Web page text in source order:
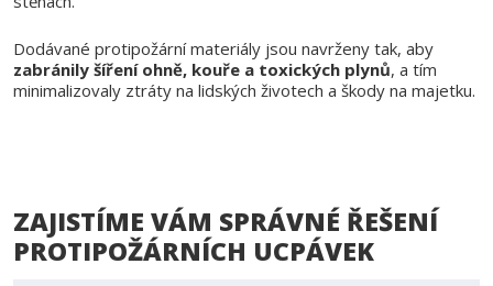
Dodávané protipožární materiály jsou navrženy tak, aby
zabránily šíření ohně, kouře a toxických plynů, a tím
minimalizovaly ztráty na lidských životech a škody na majetku.
ZAJISTÍME VÁM SPRÁVNÉ ŘEŠENÍ
PROTIPOŽÁRNÍCH UCPÁVEK